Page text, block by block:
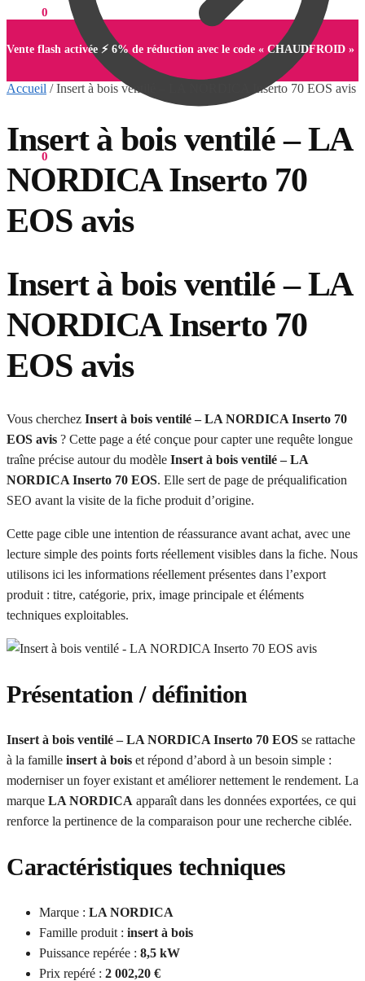
0
0
Vente flash activée ⚡ 6% de réduction avec le code « CHAUDFROID »
Accueil /Insert à bois ventilé – LA NORDICA Inserto 70 EOS avis
Insert à bois ventilé – LA
NORDICA Inserto 70
EOS avis
Insert à bois ventilé – LA
NORDICA Inserto 70
EOS avis
Vous cherchez Insert à bois ventilé – LA NORDICA Inserto 70
EOS avis ? Cette page a été conçue pour capter une requête longue
traîne précise autour du modèle Insert à bois ventilé – LA
NORDICA Inserto 70 EOS. Elle sert de page de préqualification
SEO avant la visite de la fiche produit d’origine.
Cette page cible une intention de réassurance avant achat, avec une
lecture simple des points forts réellement visibles dans la fiche. Nous
utilisons ici les informations réellement présentes dans l’export
produit : titre, catégorie, prix, image principale et éléments
techniques exploitables.
Présentation / définition
Insert à bois ventilé – LA NORDICA Inserto 70 EOS se rattache
à la famille insert à bois et répond d’abord à un besoin simple :
moderniser un foyer existant et améliorer nettement le rendement. La
marque LA NORDICA apparaît dans les données exportées, ce qui
renforce la pertinence de la comparaison pour une recherche ciblée.
Caractéristiques techniques
Marque : LA NORDICA
Famille produit : insert à bois
Puissance repérée : 8,5 kW
Prix repéré : 2 002,20 €